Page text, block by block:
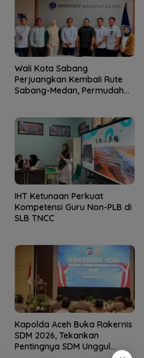
Wali Kota Sabang
Perjuangkan Kembali Rute
Sabang-Medan, Permudah
IHT Ketunaan Perkuat
Kompetensi Guru Non-PLB di
SLB TNCC
Kapolda Aceh Buka Rakernis
SDM 2026, Tekankan
Pentingnya SDM Unggul